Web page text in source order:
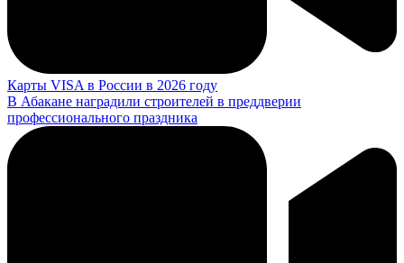
Карты VISA в России в 2026 году
В Абакане наградили строителей в преддверии
профессионального праздника